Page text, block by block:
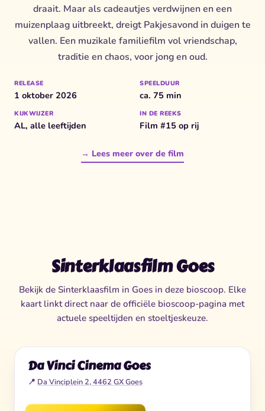
draait. Maar als cadeautjes verdwijnen en een
muizenplaag uitbreekt, dreigt Pakjesavond in duigen te
vallen. Een muzikale familiefilm vol vriendschap,
traditie en chaos, voor jong en oud.
RELEASE
1 oktober 2026
SPEELDUUR
ca. 75 min
KIJKWIJZER
AL, alle leeftijden
IN DE REEKS
Film #15 op rij
→ Lees meer over de film
Sinterklaasfilm Goes
Bekijk de Sinterklaasfilm in Goes in deze bioscoop. Elke
kaart linkt direct naar de officiële bioscoop-pagina met
actuele speeltijden en stoeltjeskeuze.
Da Vinci Cinema Goes
📍 Da Vinciplein 2, 4462 GX Goes